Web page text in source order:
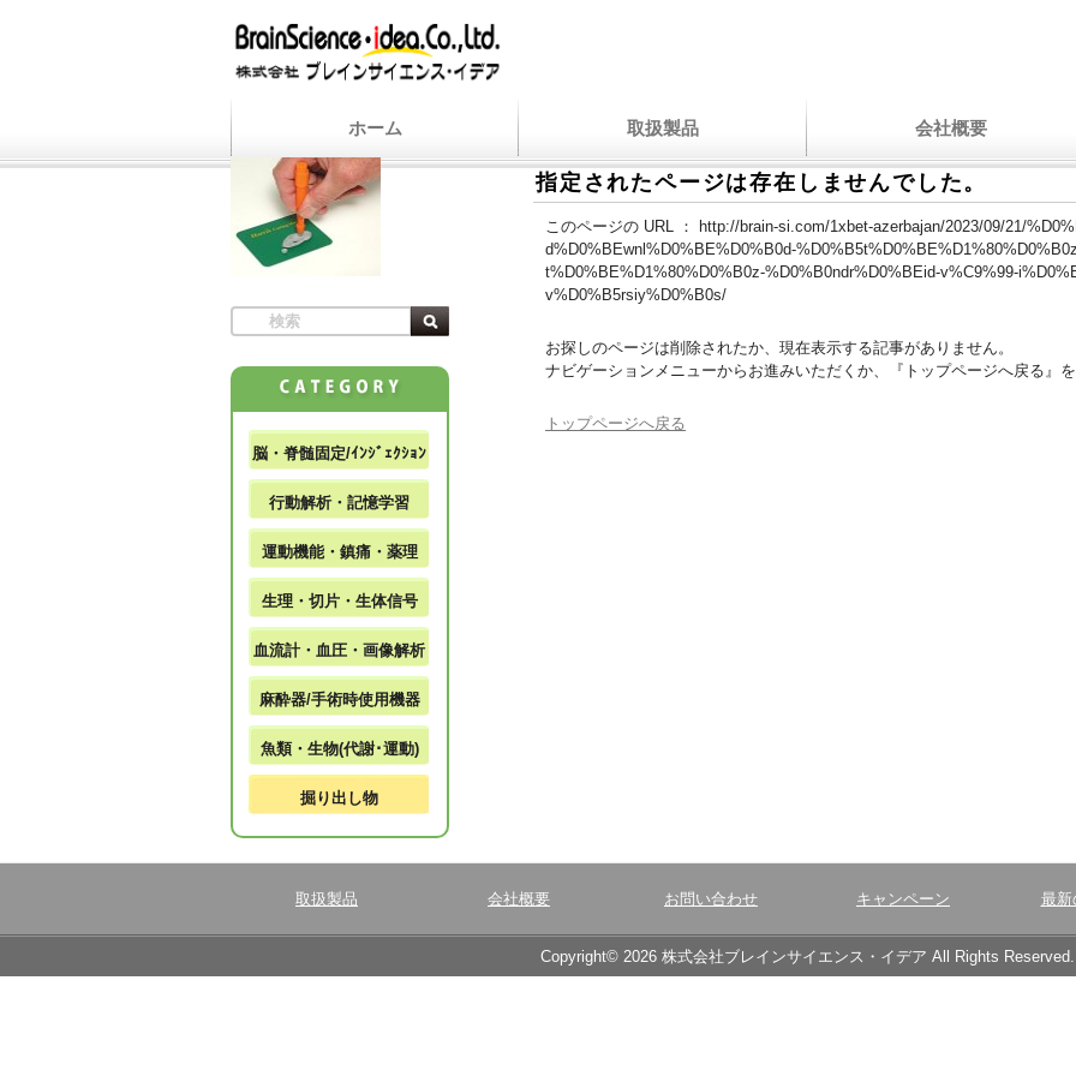
ホーム 取扱製品 会社概要
指定されたページは存在しませんでした。
このページの URL ：
http://brain-si.com/1xbet-azerbajan/2023/09/21/
d%D0%BEwnl%D0%BE%D0%B0d-
t%D0%BE%D1%80%D0%B0z-%D0%B0ndr%D0%BEid-v%C9%99-
v%D0%B5rsiy%D0%B0s/
お探しのページは削除されたか、現在表示する記事がありません。
ナビゲーションメニューからお進みいただくか、『トップページへ戻る』を
トップページへ戻る
脳・脊髄固定/ｲﾝｼﾞｪｸｼｮﾝ
行動解析・記憶学習
運動機能・鎮痛・薬理
生理・切片・生体信号
血流計・血圧・画像解析
麻酔器/手術時使用機器
魚類・生物(代謝･運動)
掘り出し物
取扱製品 会社概要 お問い合わせ キャンペーン 最新
Copyright© 2026 株式会社ブレインサイエンス・イデア All Rights Reserved.